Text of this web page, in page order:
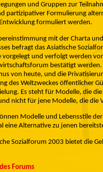
und Gruppen zur
partizipativer Formulierung
formuliert werden.
mit der Charta
befragt das Asiatische
vorgelegt und verfolgt werden
bestätigt
von heute, und die
des Weltzweckes öffentlicher
Es steht für Modelle, die
nicht für jene Modelle, die die
Modelle und Lebensstile
eine Alternative zu jenen
Sozialforum 2003 bietet die
Forums